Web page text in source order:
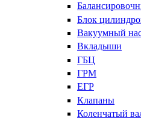
Блок
Вакуумный
Вкладыши
ГБЦ
ГРМ
ЕГР
Клапаны
Коленчатый